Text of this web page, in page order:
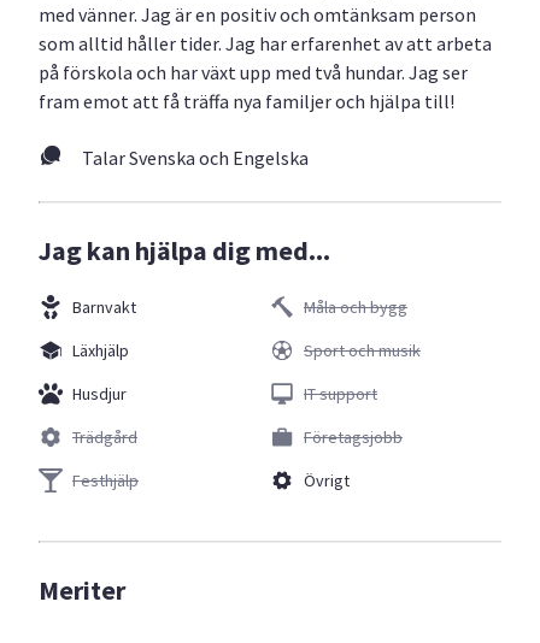
med vänner. Jag är en positiv och omtänksam person
som alltid håller tider. Jag har erfarenhet av att arbeta
på förskola och har växt upp med två hundar. Jag ser
fram emot att få träffa nya familjer och hjälpa till!
Talar Svenska och Engelska
Jag kan hjälpa dig med...
Barnvakt
Läxhjälp
Husdjur
Trädgård
Festhjälp
Måla och bygg
Sport och musik
IT support
Företagsjobb
Övrigt
Meriter